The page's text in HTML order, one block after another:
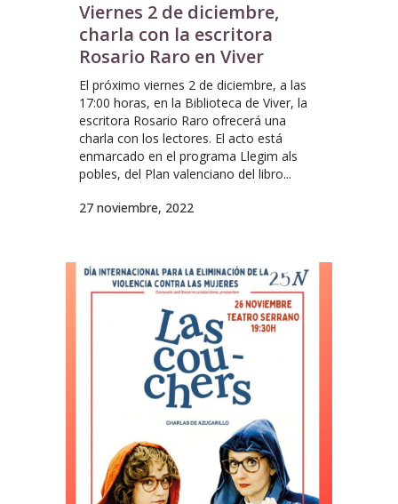
Viernes 2 de diciembre,
charla con la escritora
Rosario Raro en Viver
El próximo viernes 2 de diciembre, a las
17:00 horas, en la Biblioteca de Viver, la
escritora Rosario Raro ofrecerá una
charla con los lectores. El acto está
enmarcado en el programa Llegim als
pobles, del Plan valenciano del libro...
27 noviembre, 2022